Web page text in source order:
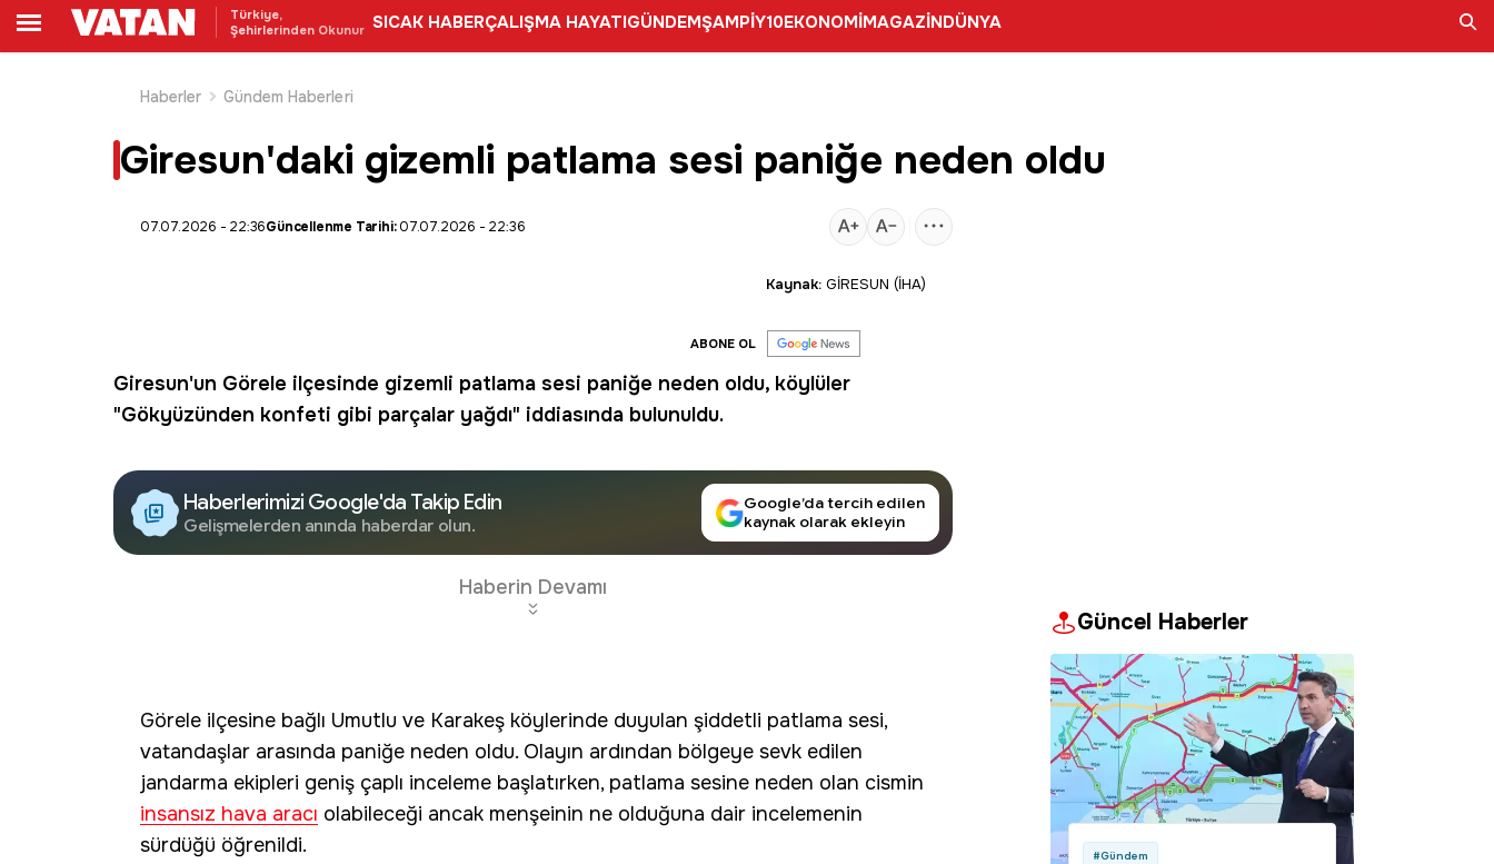
Türkiye,
Şehirlerinden Okunur SICAK HABERÇALIŞMA HAYATIGÜNDEMŞAMPİY10EKONOMİMAGAZİNDÜNYA
Haberler
Gündem Haberleri
Giresun'daki gizemli patlama sesi paniğe neden oldu
07.07.2026 - 22:36Güncellenme Tarihi:07.07.2026 - 22:36
Kaynak: GİRESUN (İHA)
ABONE OL
Giresun'un Görele ilçesinde gizemli patlama sesi paniğe neden oldu, köylüler
"Gökyüzünden konfeti gibi parçalar yağdı" iddiasında bulunuldu.
Haberlerimizi Google'da Takip Edin
Gelişmelerden anında haberdar olun.
Google’da tercih edilen
kaynak olarak ekleyin
Haberin Devamı
Görele ilçesine bağlı Umutlu ve Karakeş köylerinde duyulan şiddetli patlama sesi,
vatandaşlar arasında paniğe neden oldu. Olayın ardından bölgeye sevk edilen
jandarma ekipleri geniş çaplı inceleme başlatırken, patlama sesine neden olan cismin
insansız hava aracı olabileceği ancak menşeinin ne olduğuna dair incelemenin
sürdüğü öğrenildi.
Güncel Haberler
#Gündem